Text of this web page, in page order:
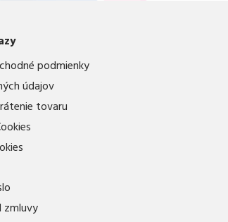
podmienky
údajov
tovaru
zmluvy